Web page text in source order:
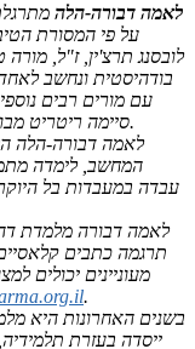
לאמה דבורה-הלה
על פי המסורת
לובסנג תרצ'ין, ז"ל,
בודהיסטית ונחשב
סיימה ריטריט מבודד בן למעלה משלוש שנים באריזונה שבארה"ב.
לאמה דבורה-הלה
עבדה במעבדות בל
לאמה דבורה מלמדת
תרגמה כתבים
מעוניינים יכולים
.
בשנים האחרונות היא